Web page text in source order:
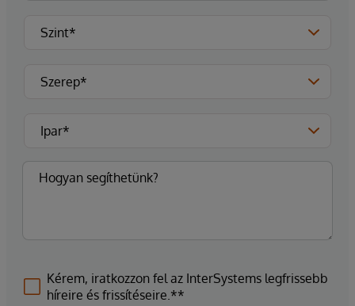
Kérem, iratkozzon fel az InterSystems legfrissebb
híreire és frissítéseire.**